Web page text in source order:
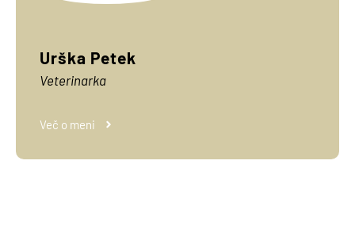
Urška Petek
Veterinarka
Več o meni